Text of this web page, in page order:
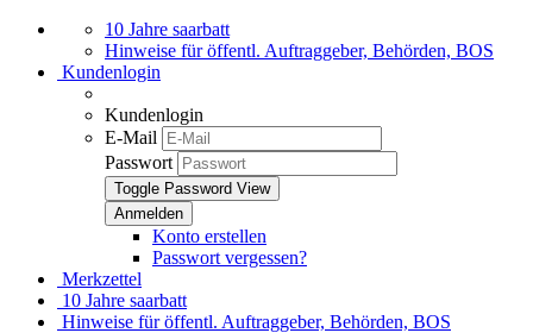
10 Jahre saarbatt
Hinweise für öffentl. Auftraggeber, Behörden, BOS
Kundenlogin
Kundenlogin
E-Mail
Passwort
Toggle Password View
Konto erstellen
Passwort vergessen?
Merkzettel
10 Jahre saarbatt
Hinweise für öffentl. Auftraggeber, Behörden, BOS